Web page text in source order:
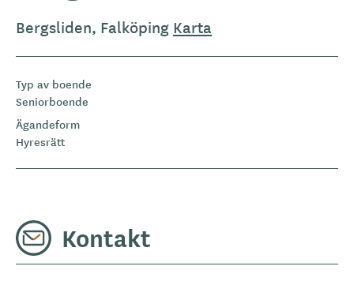
Bergsliden, Falköping Karta
Typ av boende
Seniorboende
Ägandeform
Hyresrätt
Kontakt